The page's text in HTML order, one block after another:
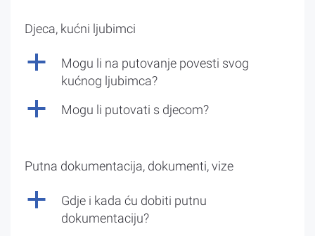
Djeca, kućni ljubimci
a
Mogu li na putovanje povesti svog
kućnog ljubimca?
a Mogu li putovati s djecom?
Putna dokumentacija, dokumenti, vize
a
Gdje i kada ću dobiti putnu
dokumentaciju?